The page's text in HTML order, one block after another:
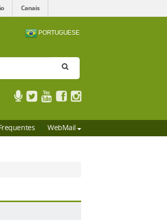
Canais
PORTUGUESE
WebMail